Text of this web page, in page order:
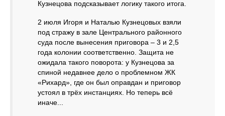
Кузнецова подсказывает логику такого итога.
2 июля Игоря и Наталью Кузнецовых взяли
под стражу в зале Центрального районного
суда после вынесения приговора – 3 и 2,5
года колонии соответственно. Защита не
ожидала такого поворота: у Кузнецова за
спиной недавнее дело о проблемном ЖК
«Рихард», где он был оправдан и приговор
устоял в трёх инстанциях. Но теперь всё
иначе...